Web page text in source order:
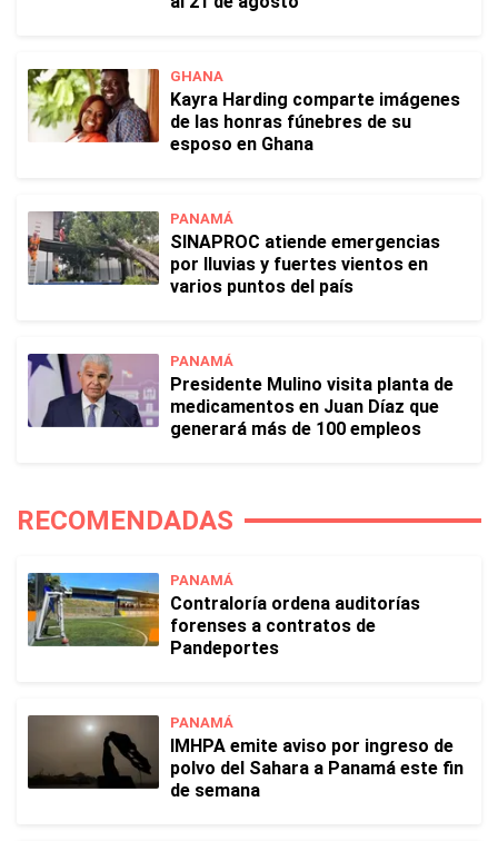
GHANA
Kayra Harding comparte imágenes
de las honras fúnebres de su
esposo en Ghana
PANAMÁ
SINAPROC atiende emergencias
por lluvias y fuertes vientos en
varios puntos del país
PANAMÁ
Presidente Mulino visita planta de
medicamentos en Juan Díaz que
generará más de 100 empleos
RECOMENDADAS
PANAMÁ
Contraloría ordena auditorías
forenses a contratos de
Pandeportes
PANAMÁ
IMHPA emite aviso por ingreso de
polvo del Sahara a Panamá este fin
de semana